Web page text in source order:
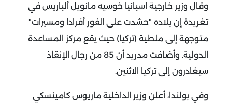
وقال وزير خارجية اسبانيا خوسيه مانويل ألباريس في
تغريدة إن بلاده "حشدت على الفور أفرادا ومسيرات"
متوجهة إلى ملطية (تركيا) حيث يقع مركز المساعدة
الدولية. وأضافت مدريد أن 85 من رجال الإنقاذ
سيغادرون إلى تركيا الاثنين.
وفي بولندا، أعلن وزير الداخلية ماريوس كامينسكي